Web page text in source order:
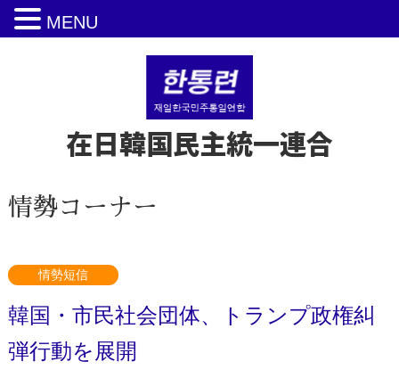
在日韓国民主統一連合
情勢コーナー
情勢短信
韓国・市民社会団体、トランプ政権糾
弾行動を展開
MENU